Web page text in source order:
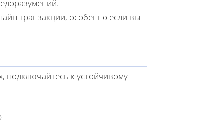
транзакции, особенно если вы
подключайтесь к устойчивому